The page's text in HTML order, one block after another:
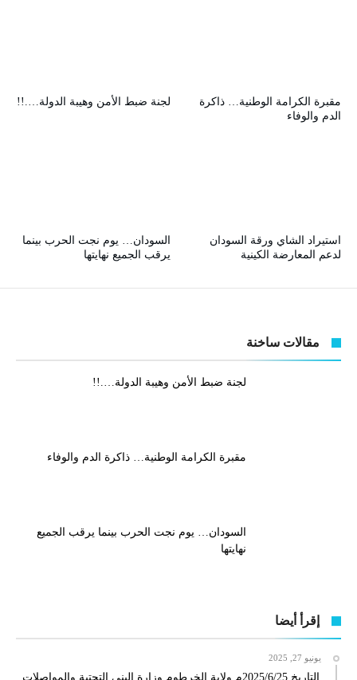
لجنة ضبط الأمن وهيبة الدولة….!!
مقبرة الكرامة الوطنية… ذاكرة
الدم والوفاء
السودان… يوم نجت الحرب بينما
يرقب الجميع نهايتها
استيراد الشاي ورقة السودان
لدعم المعارضة الكينية
مقالات ساخنة
لجنة ضبط الأمن وهيبة الدولة….!!
مقبرة الكرامة الوطنية… ذاكرة الدم والوفاء
السودان… يوم نجت الحرب بينما يرقب الجميع
نهايتها
إقرأ أيضا
يونيو 27, 2025
التاريخ 2025/6/25م ولاية الخرطوم وزارة البنى التحتية والمواصلات